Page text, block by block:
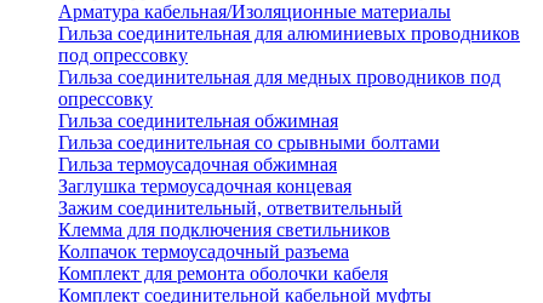
Арматура кабельная/Изоляционные материалы
Гильза соединительная для алюминиевых проводников
под опрессовку
Гильза соединительная для медных проводников под
опрессовку
Гильза соединительная обжимная
Гильза соединительная со срывными болтами
Гильза термоусадочная обжимная
Заглушка термоусадочная концевая
Зажим соединительный, ответвительный
Клемма для подключения светильников
Колпачок термоусадочный разъема
Комплект для ремонта оболочки кабеля
Комплект соединительной кабельной муфты